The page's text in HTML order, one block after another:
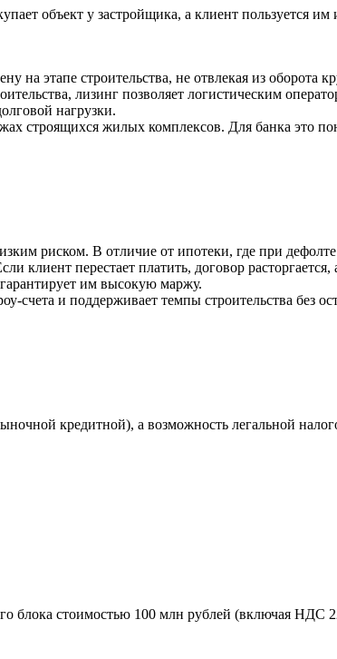
объект у застройщика, а клиент пользуется им
на этапе строительства, не отвлекая из оборота
лизинг позволяет логистическим
нагрузки.
строящихся жилых комплексов. Для банка это
риском. В отличие от ипотеки, где при
клиент перестает платить, договор
им высокую маржу.
счета и поддерживает темпы строительства без
кредитной), а возможность легальной
блока стоимостью 100 млн рублей (включая НДС